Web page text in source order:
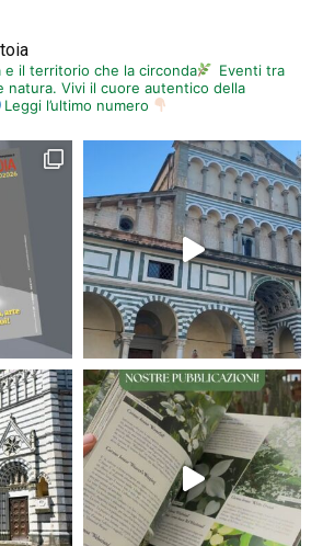
e il territorio che la circonda
Eventi tra
natura. Vivi il cuore autentico della
Leggi l’ultimo numero